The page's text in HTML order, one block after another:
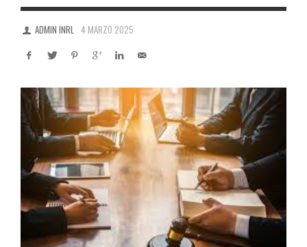
ADMIN INRL 4 MARZO 2025